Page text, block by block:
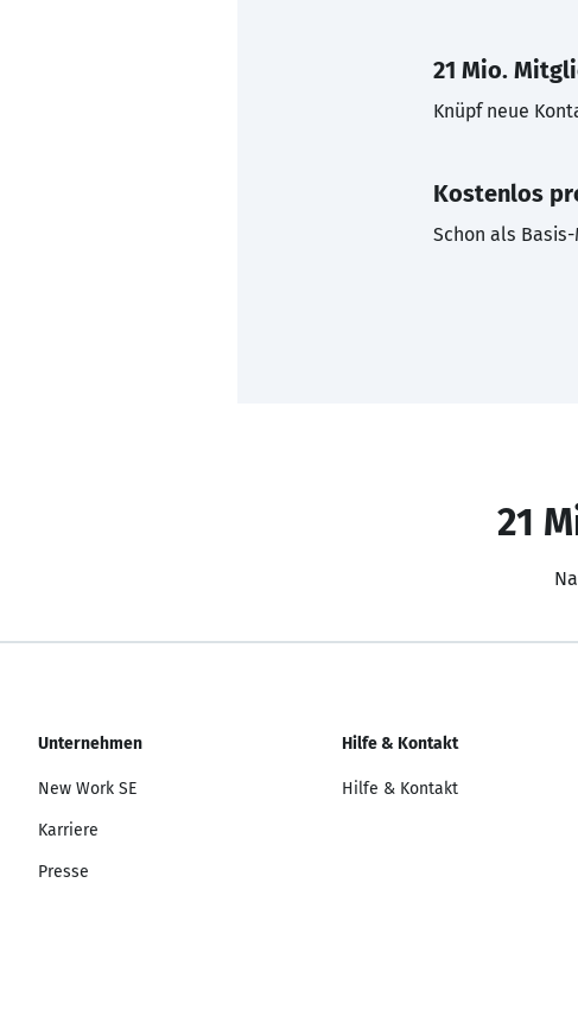
21 Mio.
Knüpf neue
Kostenlos
Schon als
21
Unternehmen
New Work SE
Karriere
Presse
Hilfe & Kontakt
Hilfe & Kontakt